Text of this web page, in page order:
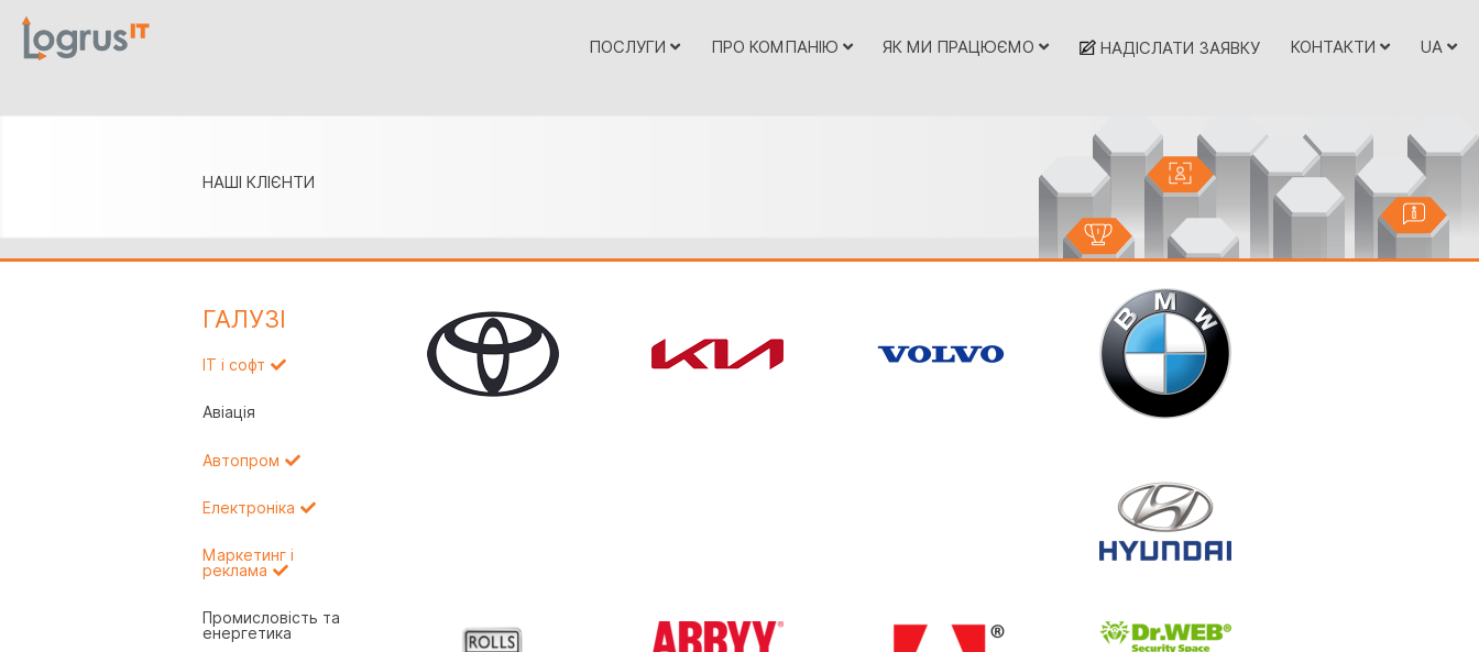
ПОСЛУГИ ПРО КОМПАНІЮ ЯК МИ ПРАЦЮЄМО НАДІСЛАТИ ЗАЯВКУ КОНТАКТИ UA
НАШІ КЛІЄНТИ
ГАЛУЗI
IT і софт
Авіація
Автопром
Електроніка
Маркетинг і
реклама
Промисловість та
енергетика